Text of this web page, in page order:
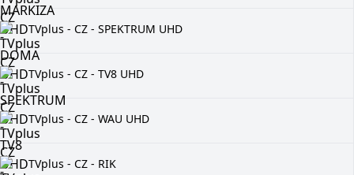
TVplus - CZ - SPEKTRUM UHD
TVplus - CZ - TV8 UHD
TVplus - CZ - WAU UHD
TVplus - CZ - RIK